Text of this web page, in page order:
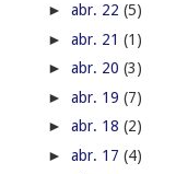
► abr. 22 (5)
► abr. 21 (1)
► abr. 20 (3)
► abr. 19 (7)
► abr. 18 (2)
► abr. 17 (4)